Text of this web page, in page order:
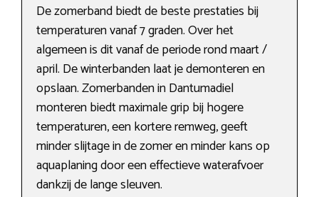
De zomerband biedt de beste prestaties bij
temperaturen vanaf 7 graden. Over het
algemeen is dit vanaf de periode rond maart /
april. De winterbanden laat je demonteren en
opslaan. Zomerbanden in Dantumadiel
monteren biedt maximale grip bij hogere
temperaturen, een kortere remweg, geeft
minder slijtage in de zomer en minder kans op
aquaplaning door een effectieve waterafvoer
dankzij de lange sleuven.